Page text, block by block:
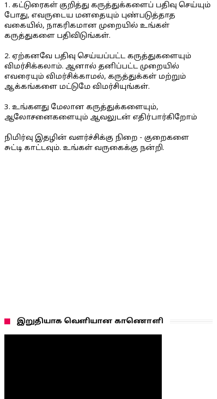
1. கட்டுரைகள் குறித்து கருத்துக்களைப் பதிவு செய்யும்
போது, எவருடைய மனதையும் புண்படுத்தாத
வகையில், நாகரிகமான முறையில் உங்கள்
கருத்துகளை பதிவிடுங்கள்.
2. ஏற்கனவே பதிவு செய்யப்பட்ட கருத்துகளையும்
விமர்சிக்கலாம். ஆனால் தனிப்பட்ட முறையில்
எவரையும் விமர்சிக்காமல், கருத்துக்கள் மற்றும்
ஆக்கங்களை மட்டுமே விமர்சியுங்கள்.
3. உங்களது மேலான கருத்துக்களையும்,
ஆலோசனைகளையும் ஆவலுடன் எதிர்பார்கிறோம்
நிமிர்வு இதழின் வளர்ச்சிக்கு நிறை - குறைகளை
சுட்டி காட்டவும். உங்கள் வருகைக்கு நன்றி.
இறுதியாக வெளியான காணொளி